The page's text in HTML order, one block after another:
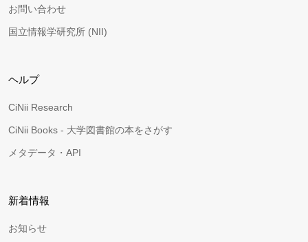
お問い合わせ
国立情報学研究所 (NII)
ヘルプ
CiNii Research
CiNii Books - 大学図書館の本をさがす
メタデータ・API
新着情報
お知らせ